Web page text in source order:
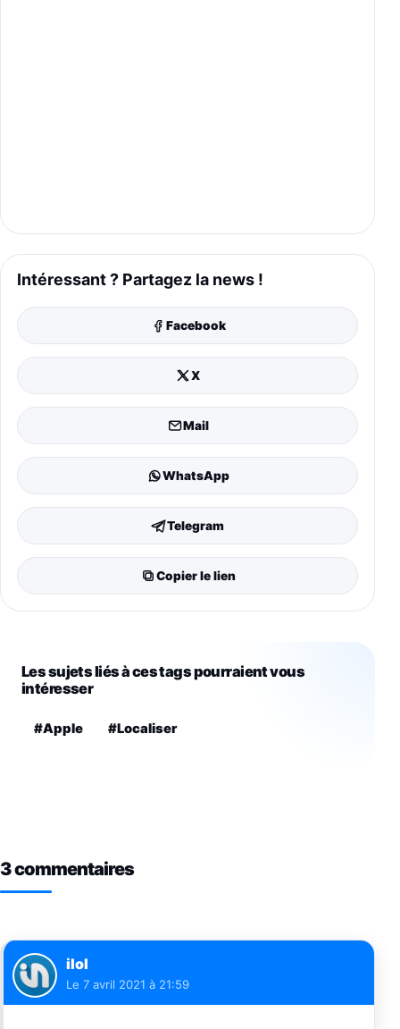
Intéressant ? Partagez la news !
Facebook
X
Mail
WhatsApp
Telegram
Copier le lien
Les sujets liés à ces tags pourraient vous
intéresser
#Apple #Localiser
3 commentaires
ilol
Le 7 avril 2021 à 21:59